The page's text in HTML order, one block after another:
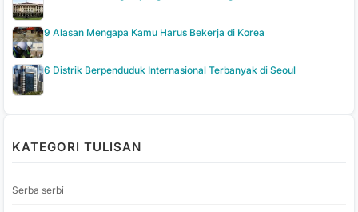
9 Alasan Mengapa Kamu Harus Bekerja di Korea
6 Distrik Berpenduduk Internasional Terbanyak di Seoul
KATEGORI TULISAN
Serba serbi